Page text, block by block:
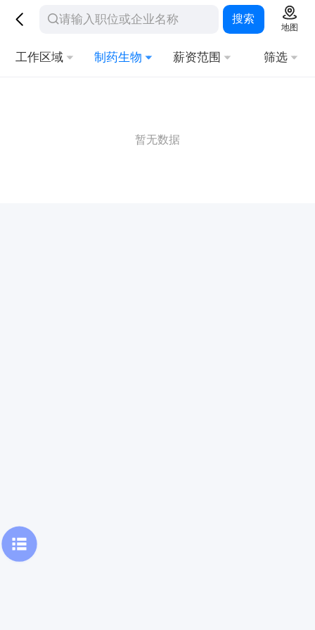
搜索
地图
工作区域 制药生物 薪资范围 筛选
暂无数据